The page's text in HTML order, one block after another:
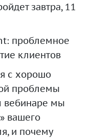
завтра, 11
проблемное
клиентов
с хорошо
проблемы
вебинаре мы
вашего
и почему